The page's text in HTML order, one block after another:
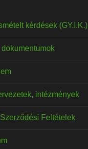
kérdések (GY.I.K.)
dokumentumok
intézmények
Feltételek